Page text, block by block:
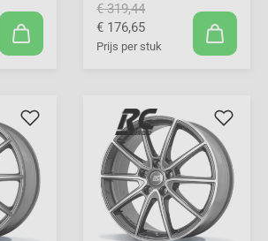
€ 319,44
€ 176,65
Prijs per stuk